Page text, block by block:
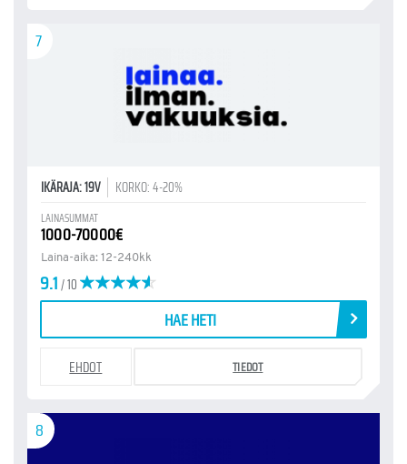
7
IKÄRAJA: 19V KORKO: 4-20%
LAINASUMMAT
1000-70000€
Laina-aika: 12-240kk
9.1/ 10
HAE HETI
EHDOT TIEDOT
8